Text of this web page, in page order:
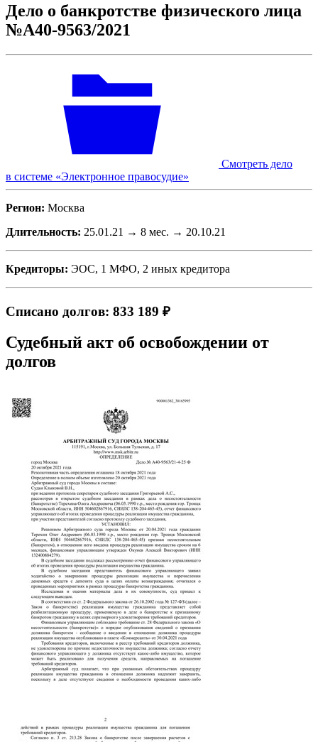
Дело о банкротстве физического лица
№А40-9563/2021
Смотреть дело
в системе «Электронное правосудие»
Регион: Москва
Длительность: 25.01.21 → 8 мес. → 20.10.21
Кредиторы: ЭОС, 1 МФО, 2 иных кредитора
Списано долгов: 833 189 ₽
Судебный акт об освобождении от
долгов